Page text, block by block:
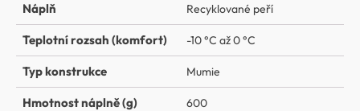
Náplň Recyklované peří
Teplotní rozsah (komfort) -10 °C až 0 °C
Typ konstrukce Mumie
Hmotnost náplně (g) 600